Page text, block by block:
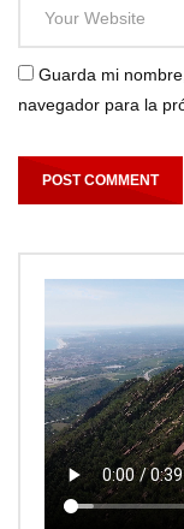
Guarda mi
navegador para la